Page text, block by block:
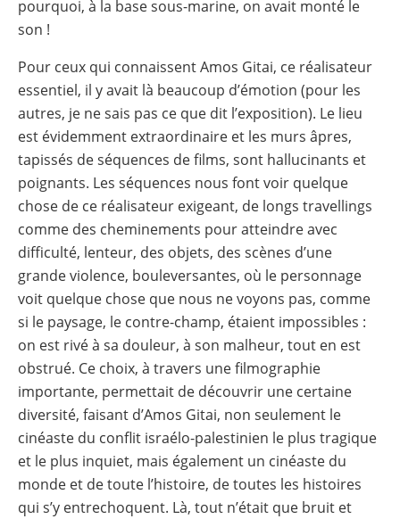
pourquoi, à la base sous-marine, on avait monté le
son !
Pour ceux qui connaissent Amos Gitai, ce réalisateur
essentiel, il y avait là beaucoup d’émotion (pour les
autres, je ne sais pas ce que dit l’exposition). Le lieu
est évidemment extraordinaire et les murs âpres,
tapissés de séquences de films, sont hallucinants et
poignants. Les séquences nous font voir quelque
chose de ce réalisateur exigeant, de longs travellings
comme des cheminements pour atteindre avec
difficulté, lenteur, des objets, des scènes d’une
grande violence, bouleversantes, où le personnage
voit quelque chose que nous ne voyons pas, comme
si le paysage, le contre-champ, étaient impossibles :
on est rivé à sa douleur, à son malheur, tout en est
obstrué. Ce choix, à travers une filmographie
importante, permettait de découvrir une certaine
diversité, faisant d’Amos Gitai, non seulement le
cinéaste du conflit israélo-palestinien le plus tragique
et le plus inquiet, mais également un cinéaste du
monde et de toute l’histoire, de toutes les histoires
qui s’y entrechoquent. Là, tout n’était que bruit et